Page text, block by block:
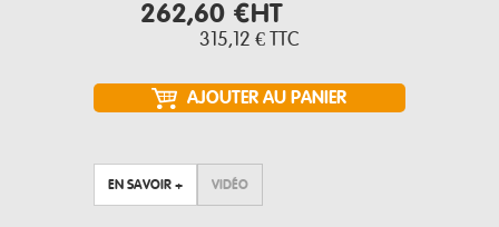
262,60 €HT
315,12 € TTC
EN SAVOIR + VIDÉO